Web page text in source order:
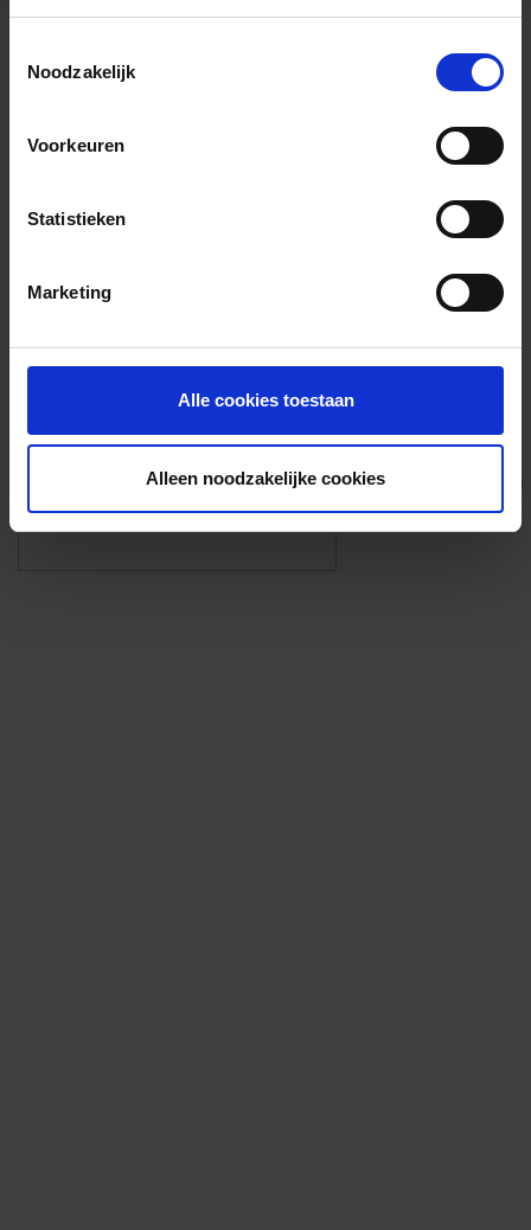
Noodzakelijk
Voorkeuren
Statistieken
Marketing
Alle cookies toestaan
Alleen noodzakelijke cookies
Algemene informatie
Foto’s ({{photos.length}})
Eigen foto’s